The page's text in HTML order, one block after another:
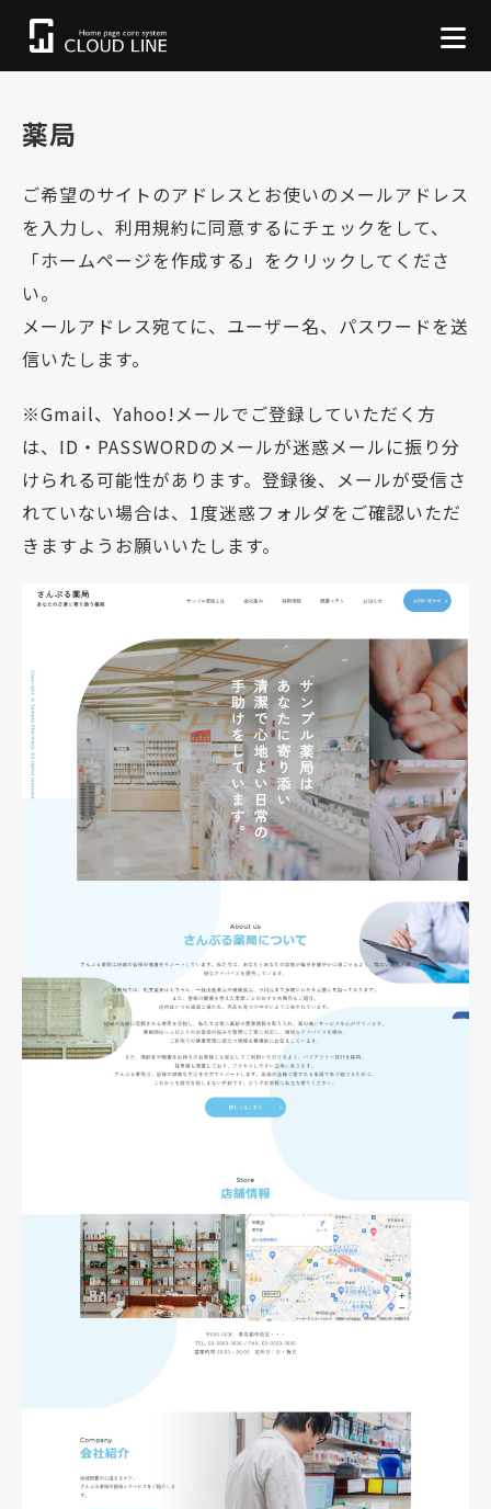
薬局
ご希望のサイトのアドレスとお使いのメールアドレス
を入力し、利用規約に同意するにチェックをして、
「ホームページを作成する」をクリックしてくださ
い。
メールアドレス宛てに、ユーザー名、パスワードを送
信いたします。
※Gmail、Yahoo!メールでご登録していただく方
は、ID・PASSWORDのメールが迷惑メールに振り分
けられる可能性があります。登録後、メールが受信さ
れていない場合は、1度迷惑フォルダをご確認いただ
きますようお願いいたします。